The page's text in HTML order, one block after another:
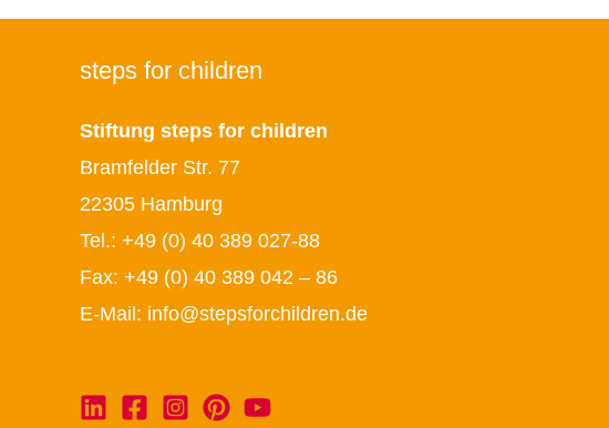
steps for children
Stiftung steps for children
Bramfelder Str. 77
22305 Hamburg
Tel.: +49 (0) 40 389 027-88
Fax: +49 (0) 40 389 042 – 86
E-Mail: info@stepsforchildren.de